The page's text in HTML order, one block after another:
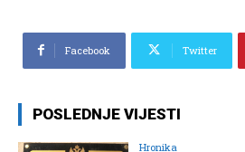
Facebook Twitter
POSLEDNJE VIJESTI
Hronika